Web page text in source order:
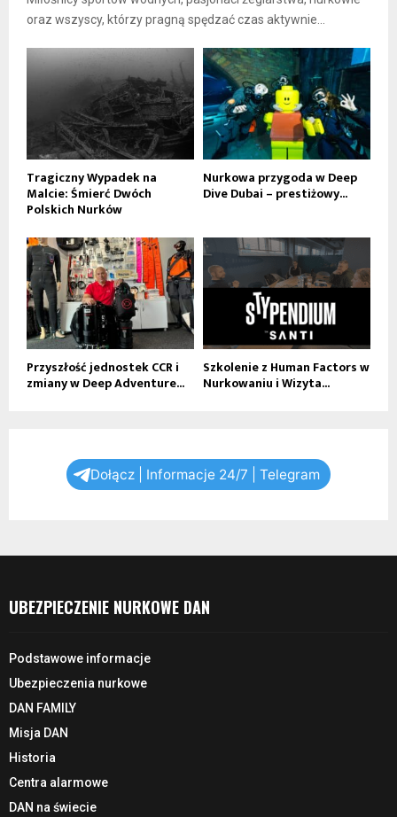
oraz wszyscy, którzy pragną spędzać czas aktywnie...
Tragiczny Wypadek na
Malcie: Śmierć Dwóch
Polskich Nurków
Nurkowa przygoda w Deep
Dive Dubai – prestiżowy...
Przyszłość jednostek CCR i
zmiany w Deep Adventure...
Szkolenie z Human Factors w
Nurkowaniu i Wizyta...
Dołącz | Informacje 24/7 | Telegram
UBEZPIECZENIE NURKOWE DAN
Podstawowe informacje
Ubezpieczenia nurkowe
DAN FAMILY
Misja DAN
Historia
Centra alarmowe
DAN na świecie